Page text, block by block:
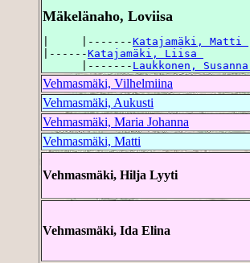
Mäkelänaho, Loviisa
|     |-------Katajamäki, Matti
|------Katajamäki, Liisa
      |-------
Laukkonen, Susanna
Vehmasmäki, Vilhelmiina
Vehmasmäki, Aukusti
Vehmasmäki, Maria Johanna
Vehmasmäki, Matti
Vehmasmäki, Hilja Lyyti
Vehmasmäki, Ida Elina